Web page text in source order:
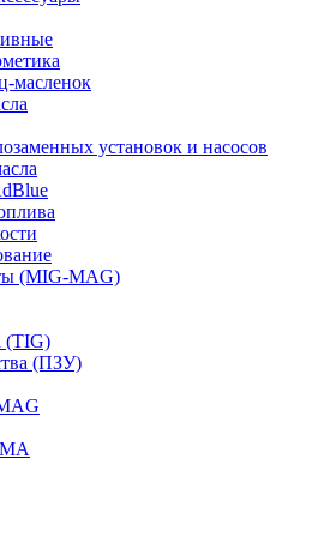
масленок
установок и насосов
(MIG-MAG)
(TIG)
(ПЗУ)